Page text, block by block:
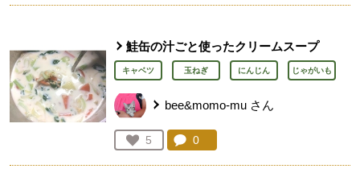
鮭缶の汁ごと使ったクリームスープ
キャベツ 玉ねぎ にんじん じゃがいも
bee&momo-mu さん
お気に入り登録：
5
人が登録
コメント：
0